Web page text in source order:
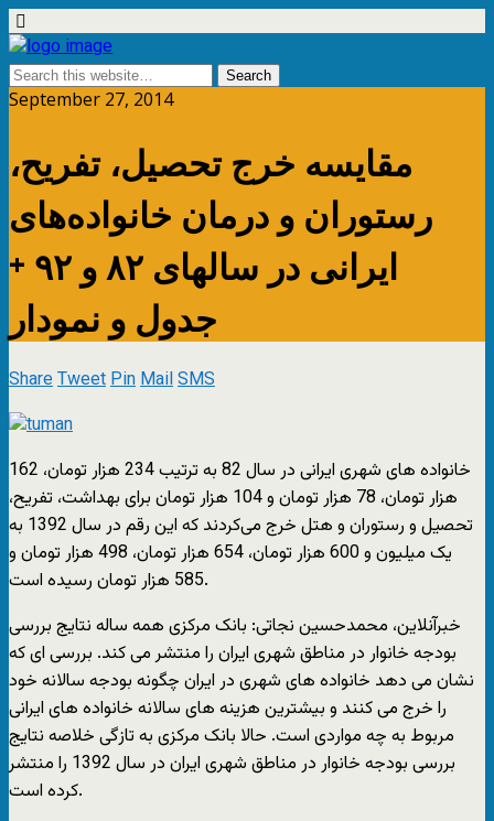
September 27, 2014
مقايسه خرج تحصیل، تفریح،
رستوران و درمان خانواده‌های
ایرانی در سالهای ۸۲ و ۹۲ +
جدول و نمودار
ShareTweetPinMailSMS
خانواده های شهری ایرانی در سال 82 به ترتیب 234 هزار تومان، 162
هزار تومان، 78 هزار تومان و 104 هزار تومان برای بهداشت، تفریح،
تحصیل و رستوران و هتل خرج می‌کردند که این رقم در سال 1392 به
یک میلیون و 600 هزار تومان، 654 هزار تومان، 498 هزار تومان و
585 هزار تومان رسیده است.
خبرآنلاين، محمدحسین نجاتی: بانک مرکزی همه ساله نتايج بررسی
بودجه خانوار در مناطق شهری ايران را منتشر می کند. بررسی ای که
نشان می دهد خانواده های شهری در ایران چگونه بودجه سالانه خود
را خرج می کنند و بیشترین هزینه های سالانه خانواده های ایرانی
مربوط به چه مواردی است. حالا بانک مرکزی به تازگی خلاصه نتایج
بررسی بودجه خانوار در مناطق شهری ايران در سال 1392 را منتشر
کرده است.